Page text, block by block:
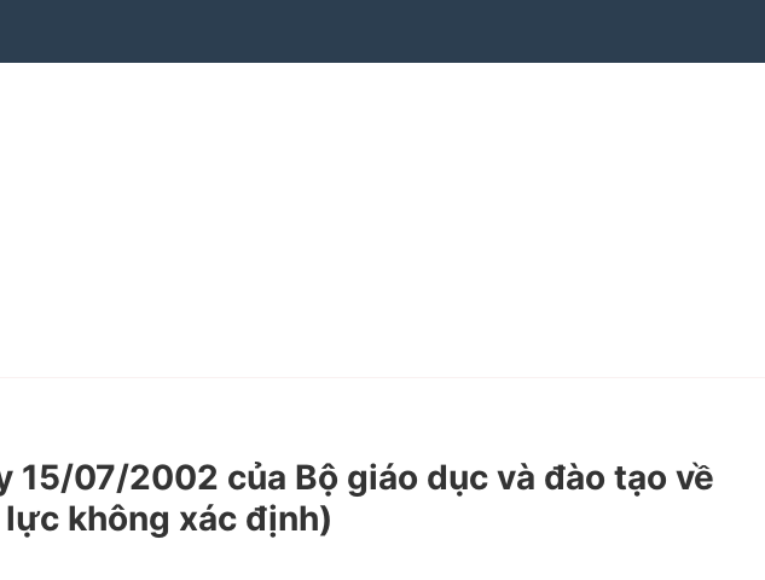
07/2002 của Bộ giáo dục và đào tạo về
không xác định)